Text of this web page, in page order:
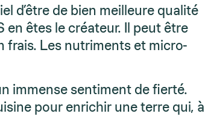
d’être de bien meilleure qualité
en êtes le créateur. Il peut être
frais. Les nutriments et micro-
immense sentiment de fierté.
pour enrichir une terre qui, à